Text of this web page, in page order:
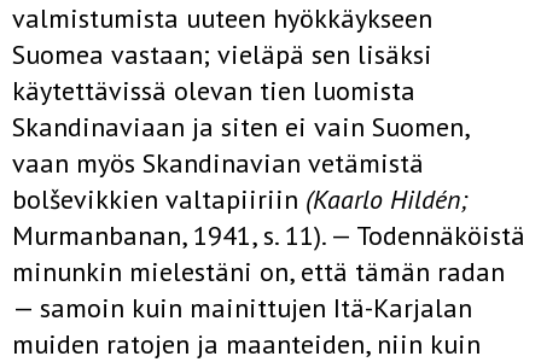
valmistumista uuteen hyökkäykseen
Suomea vastaan; vieläpä sen lisäksi
käytettävissä olevan tien luomista
Skandinaviaan ja siten ei vain Suomen,
vaan myös Skandinavian vetämistä
bolševikkien valtapiiriin (Kaarlo Hildén;
Murmanbanan, 1941, s. 11). — Todennäköistä
minunkin mielestäni on, että tämän radan
— samoin kuin mainittujen Itä-Karjalan
muiden ratojen ja maanteiden, niin kuin